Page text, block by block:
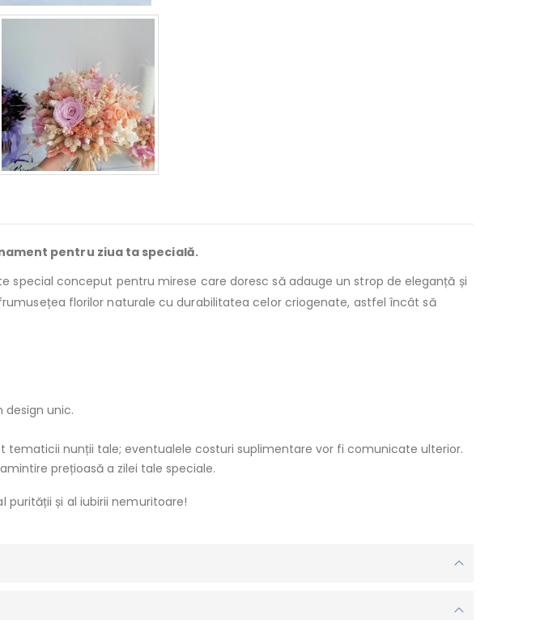
pentru ziua ta specială.
special conceput pentru mirese care doresc să adauge un strop de eleganță și
florilor naturale cu durabilitatea celor criogenate, astfel încât să
design unic.
tematicii nunții tale; eventualele costuri suplimentare vor fi comunicate ulterior.
prețioasă a zilei tale speciale.
și al iubirii nemuritoare!